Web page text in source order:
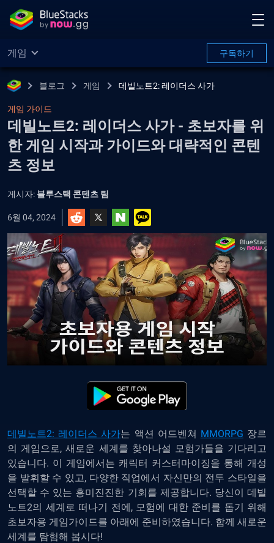
게임 구독하기
블로그 게임 데빌노트2: 레이더스 사가
게임 가이드
데빌노트2: 레이더스 사가 - 초보자를 위
한 게임 시작과 가이드와 대략적인 콘텐
츠 정보
게시자: 블루스택 콘텐츠 팀
6월 04, 2024
데빌노트2: 레이더스 사가는 액션 어드벤쳐 MMORPG 장르
의 게임으로, 새로운 세계를 찾아나설 모험가들을 기다리고
있습니다. 이 게임에서는 캐릭터 커스터마이징을 통해 개성
을 발휘할 수 있고, 다양한 직업에서 자신만의 전투 스타일을
선택할 수 있는 흥미진진한 기회를 제공합니다. 당신이 데빌
노트2의 세계로 떠나기 전에, 모험에 대한 준비를 돕기 위해
초보자용 게임가이드를 아래에 준비하였습니다. 함께 새로운
세계를 탐험해 봅시다!